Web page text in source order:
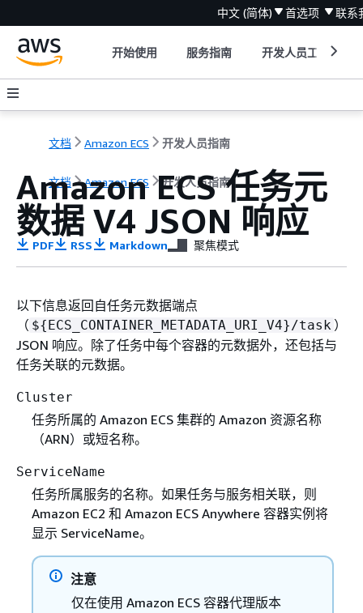
中文 (简体) 首选项 联系
开始使用 服务指南 开发人员工具
文档 Amazon ECS 开发人员指南
文档 Amazon ECS 开发人员指南
Amazon ECS 任务元
数据 V4 JSON 响应
PDF RSS Markdown 聚焦模式
以下信息返回自任务元数据端点
（ ${ECS_CONTAINER_METADATA_URI_V4}/task ）
JSON 响应。除了任务中每个容器的元数据外，还包括与
任务关联的元数据。
Cluster
任务所属的 Amazon ECS 集群的 Amazon 资源名称
（ARN）或短名称。
ServiceName
任务所属服务的名称。如果任务与服务相关联，则
Amazon EC2 和 Amazon ECS Anywhere 容器实例将
显示 ServiceName。
注意
仅在使用 Amazon ECS 容器代理版本